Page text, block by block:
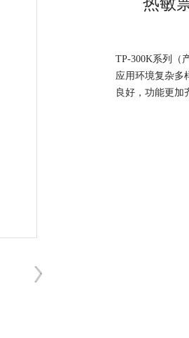
TP-300K系列（
应用环境复杂多
良好，功能更加